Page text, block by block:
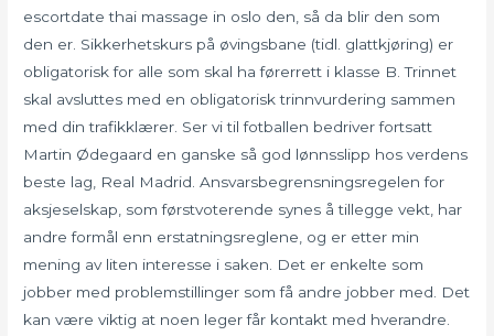
escortdate thai massage in oslo den, så da blir den som
den er. Sikkerhetskurs på øvingsbane (tidl. glattkjøring) er
obligatorisk for alle som skal ha førerrett i klasse B. Trinnet
skal avsluttes med en obligatorisk trinnvurdering sammen
med din trafikklærer. Ser vi til fotballen bedriver fortsatt
Martin Ødegaard en ganske så god lønnsslipp hos verdens
beste lag, Real Madrid. Ansvarsbegrensningsregelen for
aksjeselskap, som førstvoterende synes å tillegge vekt, har
andre formål enn erstatningsreglene, og er etter min
mening av liten interesse i saken. Det er enkelte som
jobber med problemstillinger som få andre jobber med. Det
kan være viktig at noen leger får kontakt med hverandre.